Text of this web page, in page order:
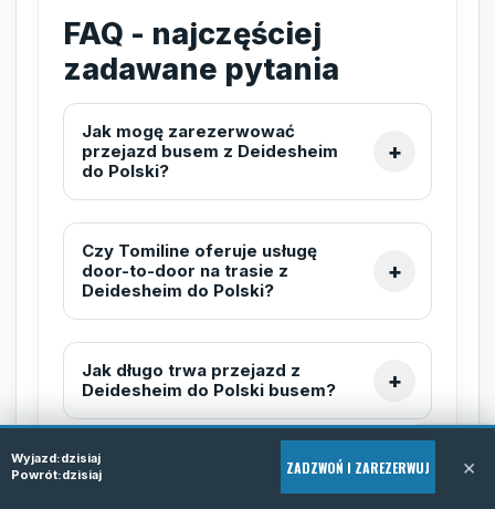
FAQ - najczęściej
zadawane pytania
Jak mogę zarezerwować
przejazd busem z Deidesheim
do Polski?
Czy Tomiline oferuje usługę
door-to-door na trasie z
Deidesheim do Polski?
Jak długo trwa przejazd z
Deidesheim do Polski busem?
Czy busy Tomiline są
wyposażone w klimatyzację?
Wyjazd:dzisiaj
Powrót:dzisiaj ZADZWOŃ I ZAREZERWUJ ×